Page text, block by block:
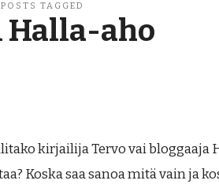
POSTS TAGGED
Halla-aho
kirjailija Tervo vai bloggaaja
Koska saa sanoa mitä vain ja